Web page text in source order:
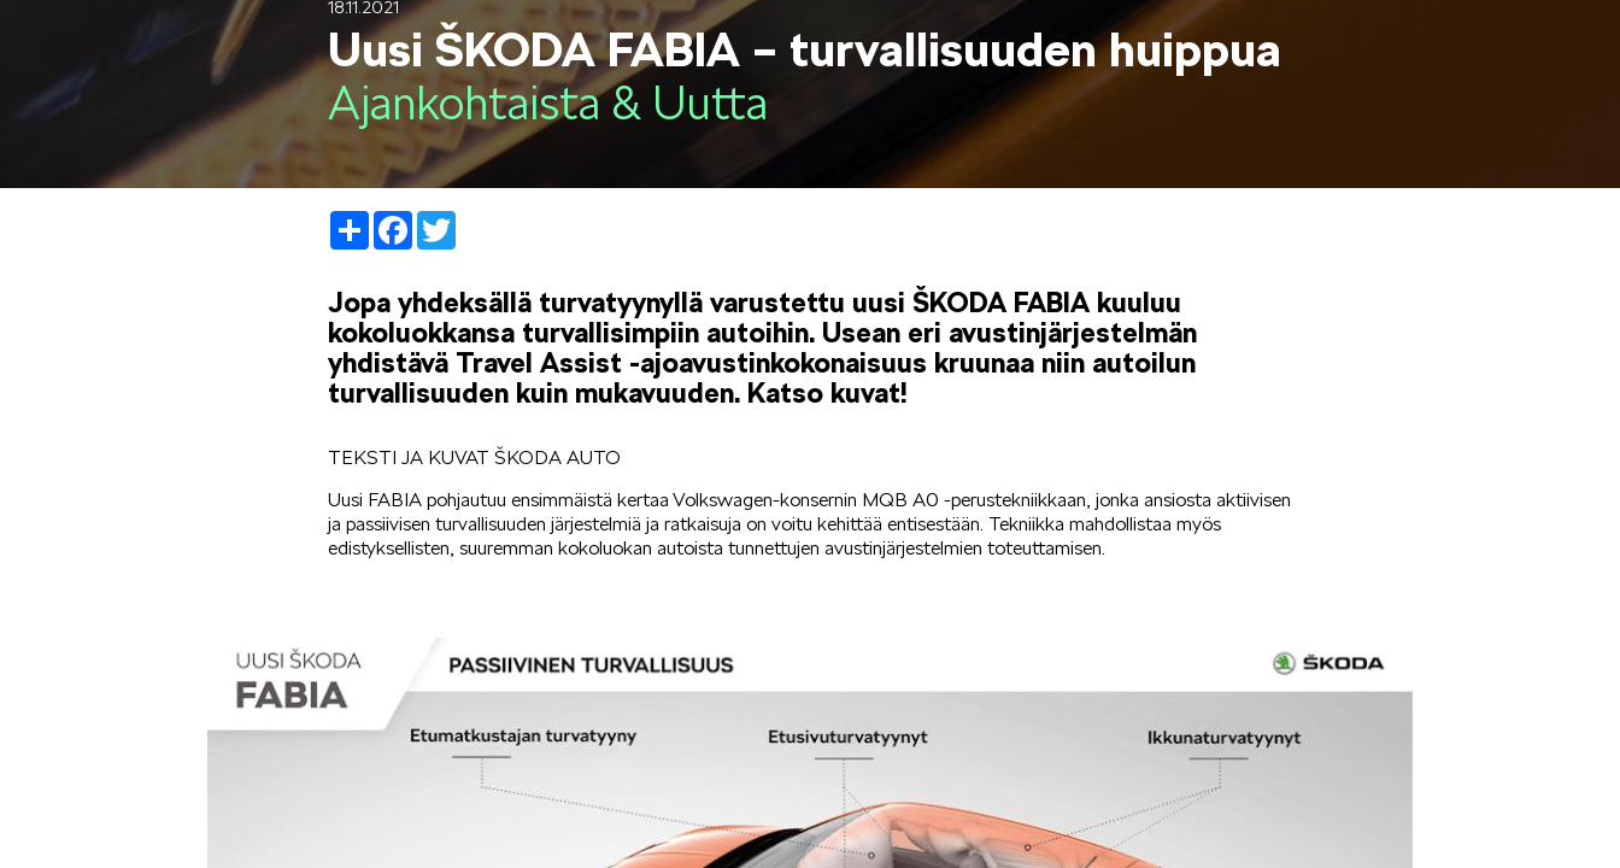
ELROQ
18.11.2021
Uusi ŠKODA FABIA – turvallisuuden huippua
Ajankohtaista & Uutta
ShareFacebook
Jopa yhdeksällä turvatyynyllä varustettu uusi ŠKODA FABIA kuuluu
kokoluokkansa turvallisimpiin autoihin. Usean eri avustinjärjestelmän
yhdistävä Travel Assist -ajoavustinkokonaisuus kruunaa niin autoilun
turvallisuuden kuin mukavuuden. Katso kuvat!
TEKSTI JA KUVAT ŠKODA AUTO
Uusi FABIA pohjautuu ensimmäistä kertaa Volkswagen-konsernin MQB A0 -perustekniikkaan, jonka ansiosta aktiivisen
ja passiivisen turvallisuuden järjestelmiä ja ratkaisuja on voitu kehittää entisestään. Tekniikka mahdollistaa myös
edistyksellisten, suuremman kokoluokan autoista tunnettujen avustinjärjestelmien toteuttamisen.